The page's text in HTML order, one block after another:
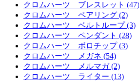
クロムハーツ ブレスレット (47)
クロムハーツ ペアリング (2)
クロムハーツ ベルトループ (3)
クロムハーツ ペンダント (28)
クロムハーツ ボロチップ (3)
クロムハーツ メガネ (54)
クロムハーツ メルマガ (2)
クロムハーツ ライター (13)